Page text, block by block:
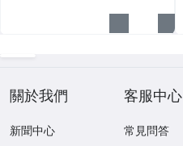
關於我們
新聞中心
客服中心
常見問答